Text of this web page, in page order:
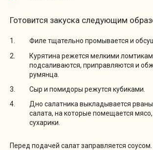
Готовится закуска следующим
Филе тщательно промывается и
Курятина режется мелкими
подсаливаются, приправляются и
румянца.
Сыр и помидоры режутся кубиками.
Дно салатника выкладывается
салата, на которые помещается
сухарики.
Перед подачей салат заправляется соусом.